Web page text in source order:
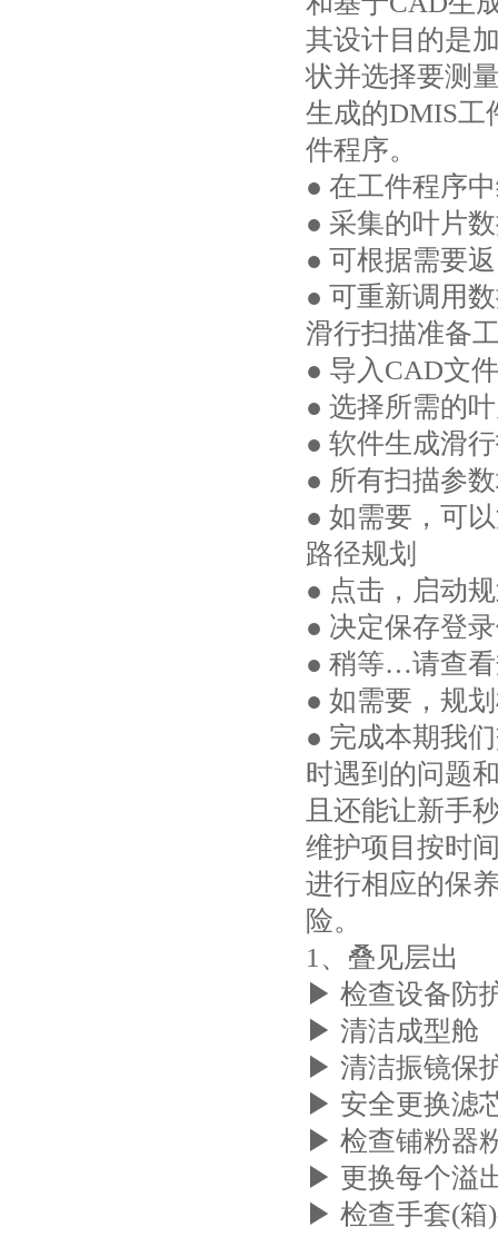
其设计目的是
状并选择要测
生成的DMIS工
件程序。
● 在工件程序
● 采集的叶片
● 可根据需要
● 可重新调用
滑行扫描准备
● 导入CAD文件
● 选择所需的
● 软件生成滑
● 所有扫描参
● 如需要，可
路径规划
● 点击，启动
● 决定保存登
● 稍等…请查
● 如需要，规
● 完成本期我
时遇到的问题
且还能让新手
维护项目按时
进行相应的保
险。
1、叠见层出
▶ 检查设备防
▶ 清洁成型舱
▶ 清洁振镜保
▶ 安全更换滤
▶ 检查铺粉器
▶ 更换每个溢
▶ 检查手套(箱